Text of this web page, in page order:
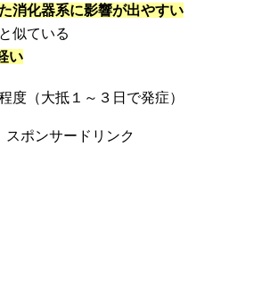
消化器系に影響が出やすい
似ている
い
（大抵１～３日で発症）
スポンサードリンク